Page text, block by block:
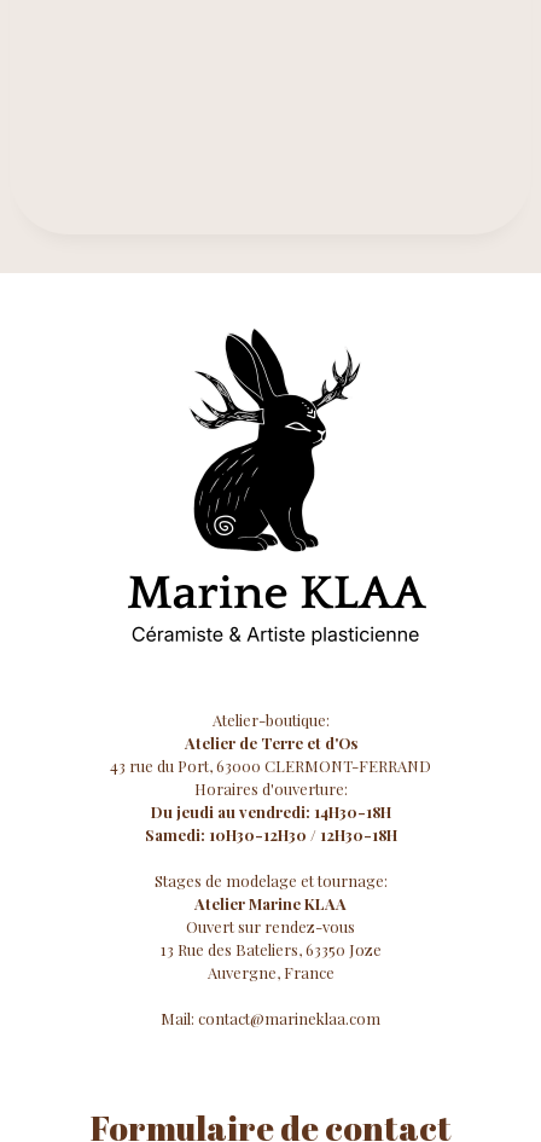
Atelier-boutique:
Atelier de Terre et d'Os
43 rue du Port, 63000 CLERMONT-FERRAND
Horaires d'ouverture:
Du jeudi au vendredi: 14H30-18H
Samedi: 10H30-12H30 / 12H30-18H
Stages de modelage et tournage:
Atelier Marine KLAA
Ouvert sur rendez-vous
13 Rue des Bateliers, 63350 Joze
Auvergne, France
Mail: contact@marineklaa.com
Formulaire de contact